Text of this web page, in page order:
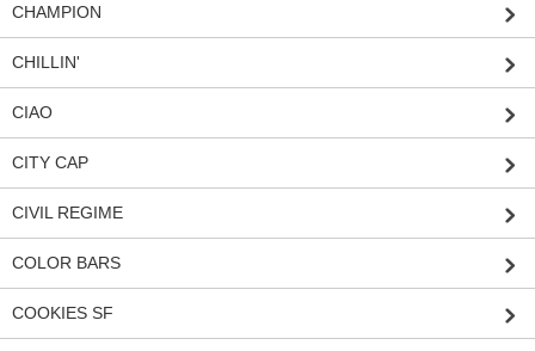
CHAMPION
CHILLIN'
CIAO
CITY CAP
CIVIL REGIME
COLOR BARS
COOKIES SF